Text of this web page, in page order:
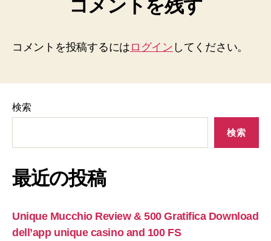
コメントを残す
コメントを投稿するには ログイン してください。
検索
検索
最近の投稿
Unique Mucchio Review & 500 Gratifica Download
dell’app unique casino and 100 FS